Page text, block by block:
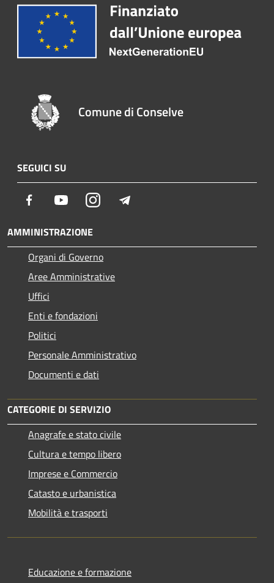
Comune di Conselve
SEGUICI SU
Facebook YoutubeInstagram
AMMINISTRAZIONE
Organi di Governo
Aree Amministrative
Uffici
Enti e fondazioni
Politici
Personale Amministrativo
Documenti e dati
CATEGORIE DI SERVIZIO
Anagrafe e stato civile
Cultura e tempo libero
Imprese e Commercio
Catasto e urbanistica
Mobilità e trasporti
Educazione e formazione